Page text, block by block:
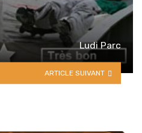
Ludi Parc
ARTICLE SUIVANT